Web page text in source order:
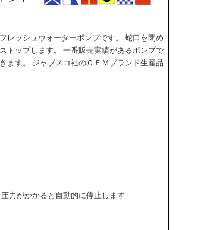
レッシュウォーターポンプです。 蛇口を閉め
トップします。 一番販売実績があるポンプで
ます。 ジャブスコ社のＯＥＭブランド生産品
力がかかると自動的に停止します